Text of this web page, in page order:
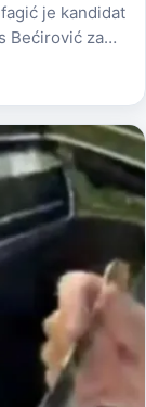
je kandidat
Bećirović za